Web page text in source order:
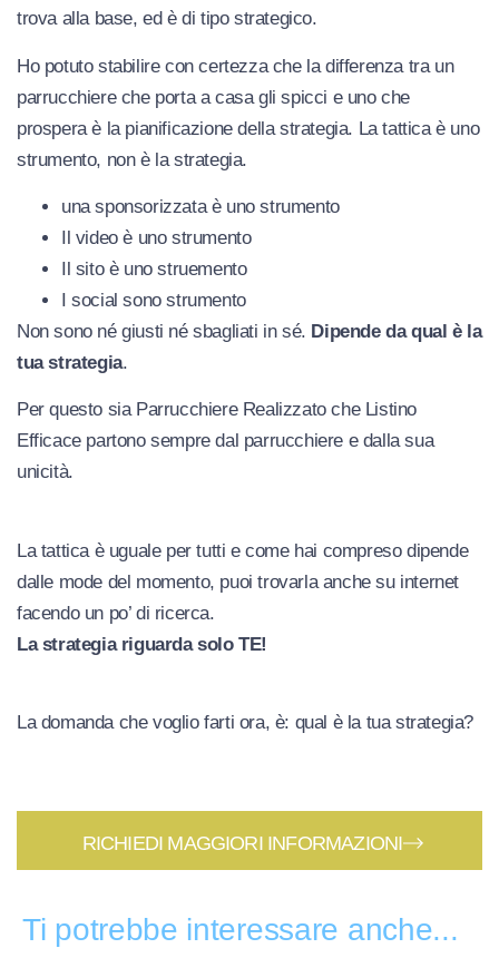
trova alla base, ed è di tipo strategico.
Ho potuto stabilire con certezza che la differenza tra un
parrucchiere che porta a casa gli spicci e uno che
prospera è la pianificazione della strategia. La tattica è uno
strumento, non è la strategia.
una sponsorizzata è uno strumento
Il video è uno strumento
Il sito è uno struemento
I social sono strumento
Non sono né giusti né sbagliati in sé. Dipende da qual è la
tua strategia.
Per questo sia Parrucchiere Realizzato che Listino
Efficace partono sempre dal parrucchiere e dalla sua
unicità.
La tattica è uguale per tutti e come hai compreso dipende
dalle mode del momento, puoi trovarla anche su internet
facendo un po’ di ricerca.
La strategia riguarda solo TE!
La domanda che voglio farti ora, è: qual è la tua strategia?
RICHIEDI MAGGIORI INFORMAZIONI
Ti potrebbe interessare anche...